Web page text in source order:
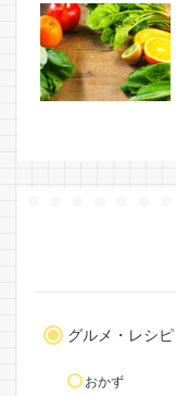
グルメ・レシピ
おかず